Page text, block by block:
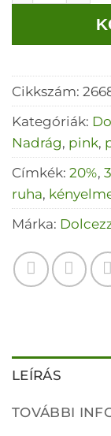
Cikkszám:
Kategóriák:
Nadrág, pink,
Címkék: 20%,
ruha,
Márka:
LEÍRÁS
TOVÁBBI